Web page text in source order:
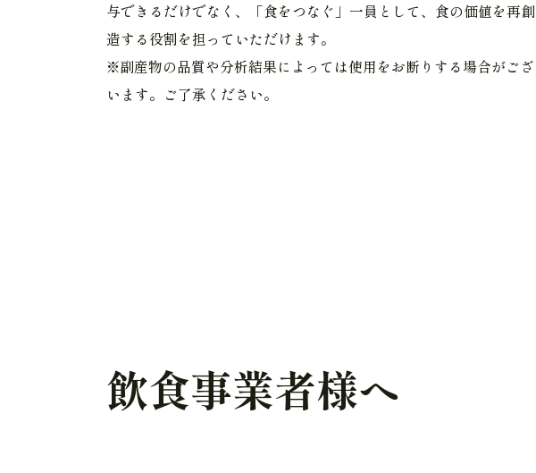
与できるだけでなく、「食をつなぐ」一員として、食の価値を再創
造する役割を担っていただけます。
※副産物の品質や分析結果によっては使用をお断りする場合がござ
います。ご了承ください。
飲食事業者様へ